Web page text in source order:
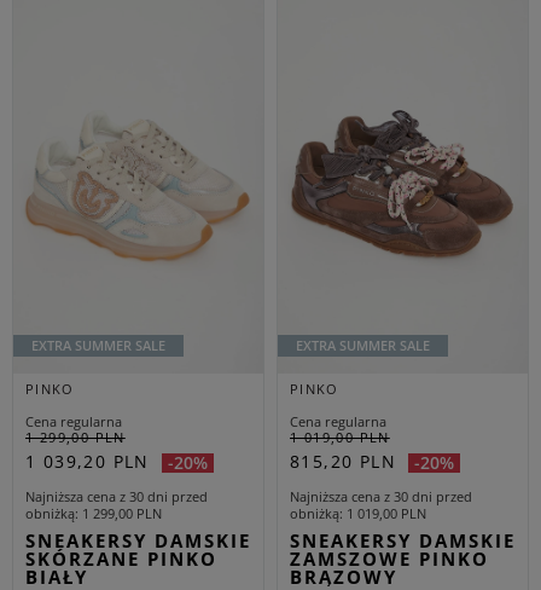
EXTRA SUMMER SALE
PINKO
Cena regularna
1 299,00 PLN
1 039,20 PLN -20%
Najniższa cena z 30 dni przed
obniżką 1 299,00 PLN
SNEAKERSY DAMSKIE
SKÓRZANE PINKO
BIAŁY
EXTRA SUMMER SALE
PINKO
Cena regularna
1 019,00 PLN
815,20 PLN -20%
Najniższa cena z 30 dni przed
obniżką 1 019,00 PLN
SNEAKERSY DAMSKIE
ZAMSZOWE PINKO
BRĄZOWY